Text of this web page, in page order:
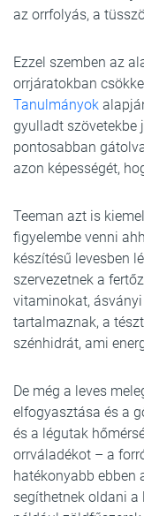
az orrfolyás, a
Ezzel szemben az
orrjáratokban
Tanulmányok
gyulladt szövetekbe
pontosabban
azon képességét,
Teeman azt is
figyelembe venni
készítésű levesben
szervezetnek a
vitaminokat,
tartalmaznak, a
szénhidrát, ami
De még a leves
elfogyasztása és a
és a légutak
orrváladékot – a
hatékonyabb ebben
segíthetnek oldani